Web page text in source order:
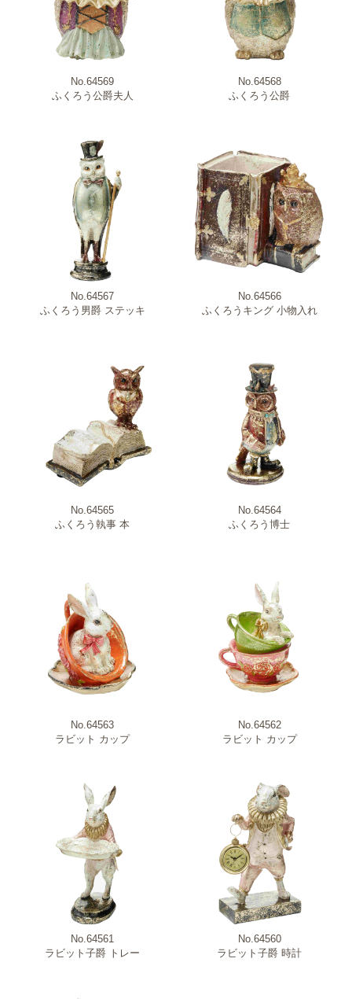
No.64569
ふくろう公爵夫人
No.64568
ふくろう公爵
No.64567
ふくろう男爵 ステッキ
No.64566
ふくろうキング 小物入れ
No.64565
ふくろう執事 本
No.64564
ふくろう博士
No.64563
ラビット カップ
No.64562
ラビット カップ
No.64561
ラビット子爵 トレー
No.64560
ラビット子爵 時計